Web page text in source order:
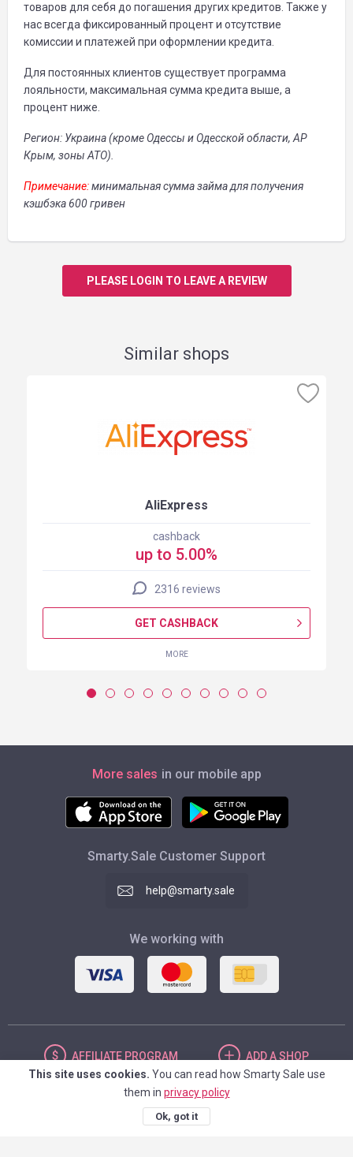
товаров для себя до погашения других кредитов. Также у
нас всегда фиксированный процент и отсутствие
комиссии и платежей при оформлении кредита.
Для постоянных клиентов существует программа
лояльности, максимальная сумма кредита выше, а
процент ниже.
Регион: Украина (кроме Одессы и Одесской области, АР
Крым, зоны АТО).
Примечание:минимальная сумма займа для получения
кэшбэка 600 гривен
PLEASE LOGIN TO LEAVE A REVIEW
Similar shops
AliExpress
cashback
up to 5.00%
2316 reviews
GET CASHBACK
MORE
More sales in our mobile app
Smarty.Sale Customer Support
help@smarty.sale
We working with
AFFILIATE PROGRAM ADDA SHOP
UNITED STATES
This site uses cookies. You can read how Smarty Sale use
them in privacy policy
Ok, got it